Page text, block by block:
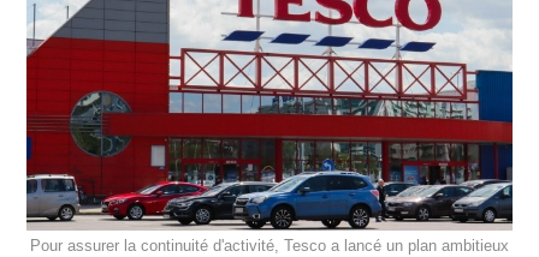
Pour assurer la continuité d'activité, Tesco a lancé un plan ambitieux